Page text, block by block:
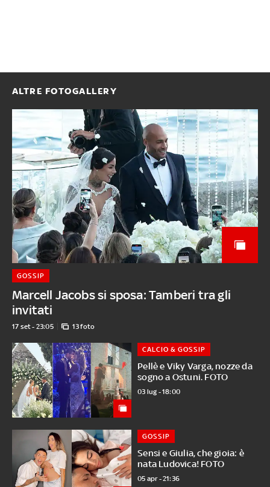
ALTRE FOTOGALLERY
Marcell Jacobs si sposa: Tamberi tra gli
invitati
GOSSIP
17 set - 23:05 13 foto
Pellè e Viky Varga, nozze da
sogno a Ostuni. FOTO
CALCIO & GOSSIP
03 lug - 18:00
Sensi e Giulia, che gioia: è
nata Ludovica! FOTO
GOSSIP
05 apr - 21:36